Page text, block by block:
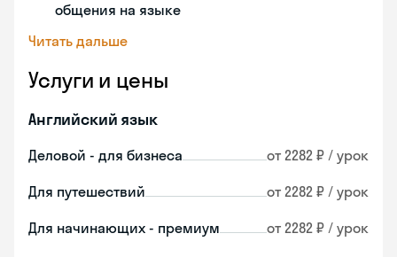
общения на языке
Читать дальше
Услуги и цены
Английский язык
Деловой - для бизнеса от 2282 ₽ / урок
Для путешествий от 2282 ₽ / урок
Для начинающих - премиум от 2282 ₽ / урок